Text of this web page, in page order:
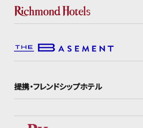
提携・フレンドシップホテル